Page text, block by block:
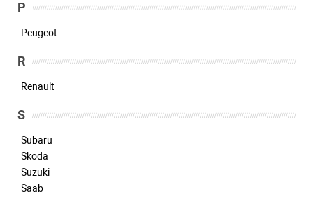
P
Peugeot
R
Renault
S
Subaru
Skoda
Suzuki
Saab